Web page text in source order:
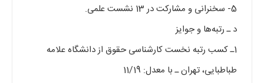
5- سخنرانی و مشارکت در 13 نشست علمی.
د ـ رتبه‌‏ها و جوایز
1ـ کسب رتبه نخست کارشناسی حقوق از دانشگاه علامه
طباطبایی، تهران ـ با معدل: 11/19